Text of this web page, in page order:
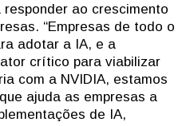
ao crescimento
“Empresas de todo o
adotar a IA, e a
crítico para viabilizar
com a NVIDIA, estamos
ajuda as empresas a
de IA,